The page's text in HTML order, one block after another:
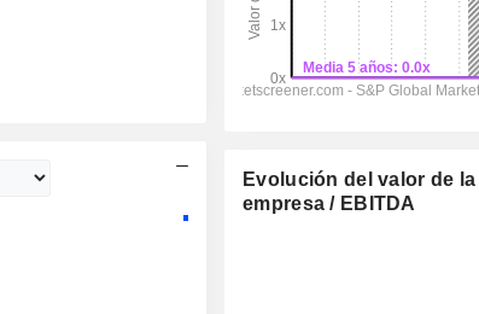
Evolución del valor de la
empresa / EBITDA